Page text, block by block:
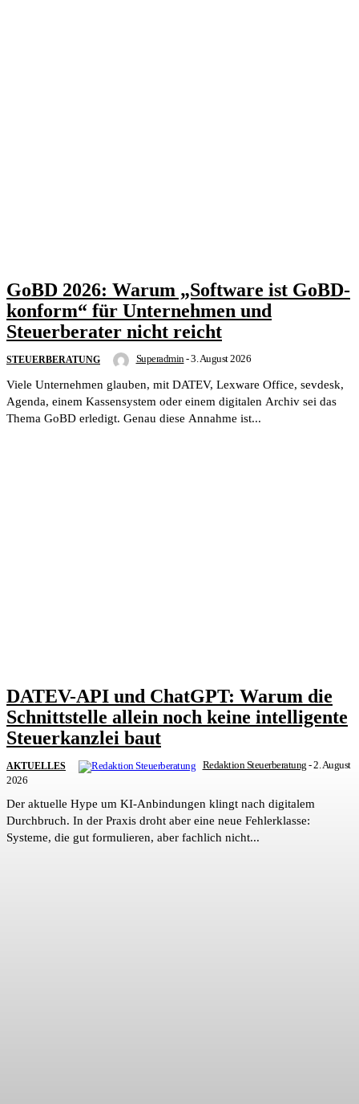
GoBD 2026: Warum „Software ist GoBD-
konform“ für Unternehmen und
Steuerberater nicht reicht
STEUERBERATUNG Superadmin -3. August 2026
Viele Unternehmen glauben, mit DATEV, Lexware Office, sevdesk,
Agenda, einem Kassensystem oder einem digitalen Archiv sei das
Thema GoBD erledigt. Genau diese Annahme ist...
DATEV-API und ChatGPT: Warum die
Schnittstelle allein noch keine intelligente
Steuerkanzlei baut
AKTUELLES Redaktion Steuerberatung -2. August
2026
Der aktuelle Hype um KI-Anbindungen klingt nach digitalem
Durchbruch. In der Praxis droht aber eine neue Fehlerklasse:
Systeme, die gut formulieren, aber fachlich nicht...